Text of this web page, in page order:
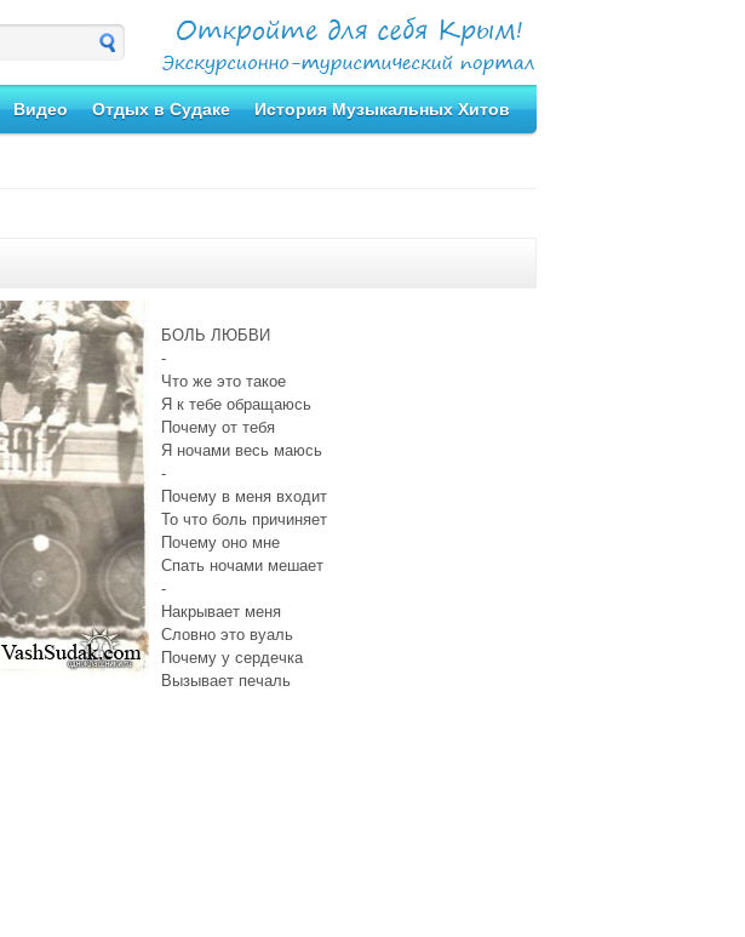
Видео Отдых в Судаке История Музыкальных Хитов
БОЛЬ ЛЮБВИ
-
Что же это такое
Я к тебе обращаюсь
Почему от тебя
Я ночами весь маюсь
-
Почему в меня входит
То что боль причиняет
Почему оно мне
Спать ночами мешает
-
Накрывает меня
Словно это вуаль
Почему у сердечка
Вызывает печаль